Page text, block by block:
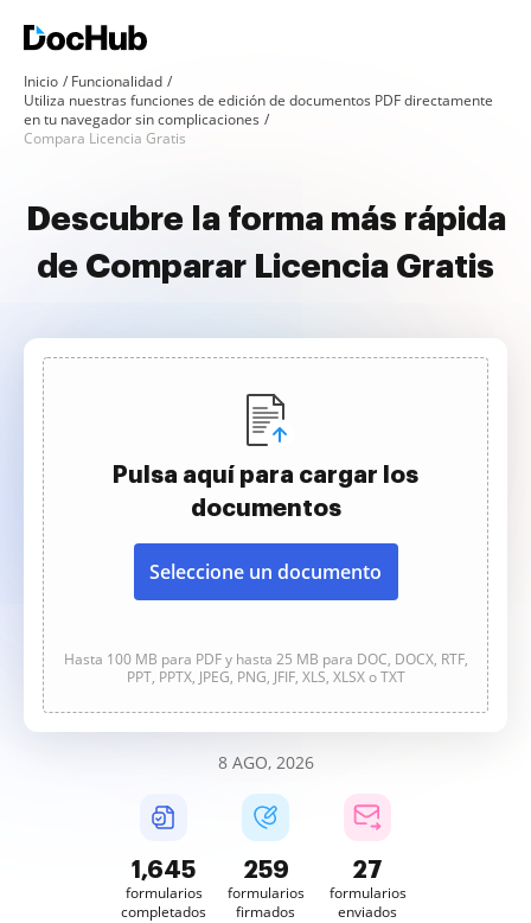
Inicio
Funcionalidad
Utiliza nuestras funciones de edición de documentos PDF directamente
en tu navegador sin complicaciones
Compara Licencia Gratis
Descubre la forma más rápida
de Comparar Licencia Gratis
Pulsa aquí para cargar los
documentos
Seleccione un documento
Hasta 100 MB para PDF y hasta 25 MB para DOC, DOCX, RTF,
PPT, PPTX, JPEG, PNG, JFIF, XLS, XLSX o TXT
8 AGO, 2026
1,645
formularios
completados
259
formularios
firmados
27
formularios
enviados